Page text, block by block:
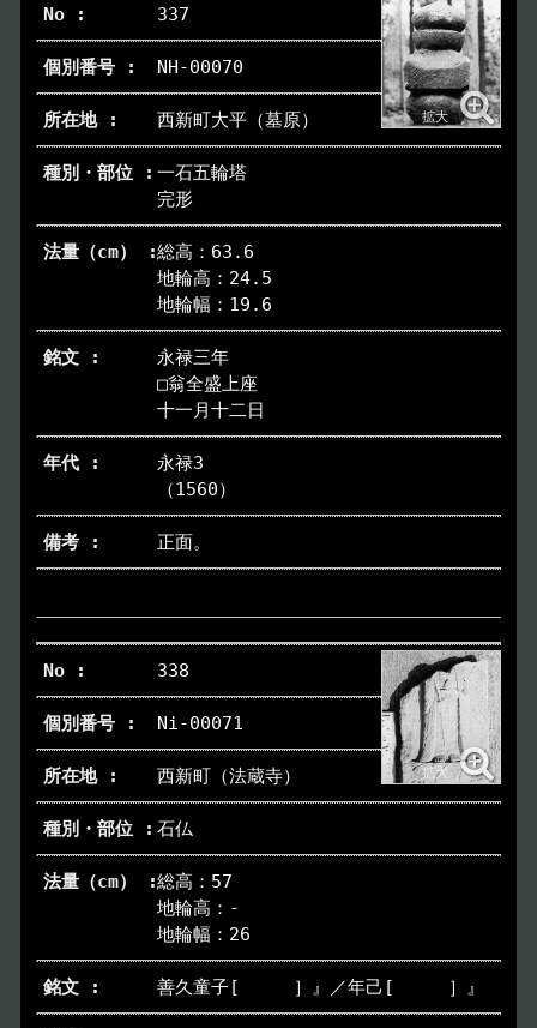
337
NH-00070
西新町大平（墓原）
一石五輪塔
完形
総高：63.6
地輪高：24.5
地輪幅：19.6
永禄三年
□翁全盛上座
十一月十二日
永禄3
（1560）
正面。
338
Ni-00071
西新町（法蔵寺）
石仏
総高：57
地輪高：-
地輪幅：26
善久童子[ ］』／年己[ ］』